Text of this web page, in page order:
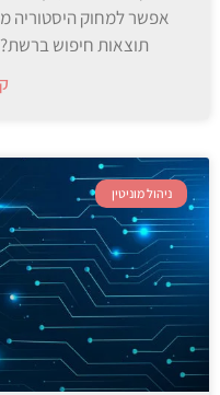
אפשר למחוק היסטוריה
תוצאות חיפוש ברשת?
ניהול מוניטין